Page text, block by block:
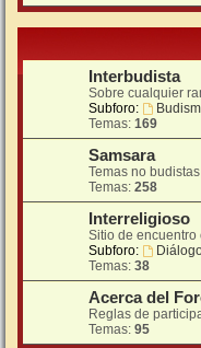
Interbudista
Sobre cualquier
Subforo:
Temas: 169
Samsara
Temas no
Temas: 258
Interreligioso
Sitio de
Subforo:
Temas: 38
Acerca del
Reglas de
Temas: 95